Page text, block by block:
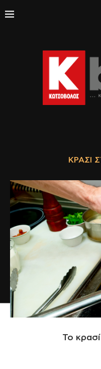
ΚΡΑΣΊ
Το